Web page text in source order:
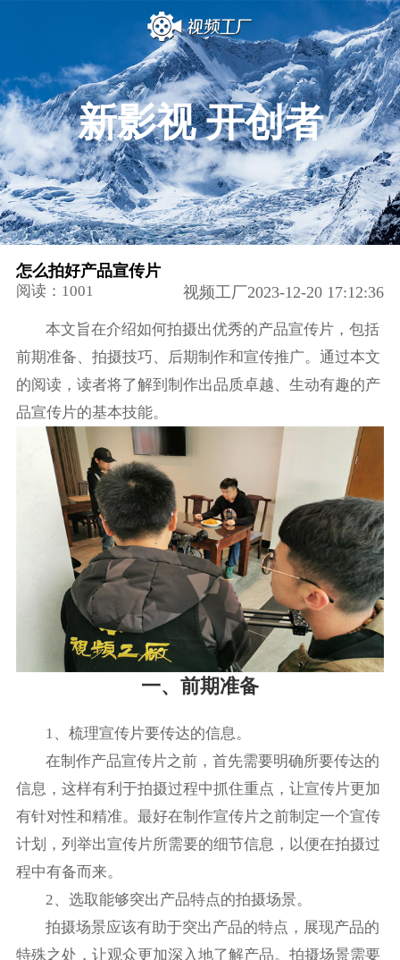
新影视 开创者
怎么拍好产品宣传片
阅读：1001 视频工厂2023-12-20 17:12:36
本文旨在介绍如何拍摄出优秀的产品宣传片，包括
前期准备、拍摄技巧、后期制作和宣传推广。通过本文
的阅读，读者将了解到制作出品质卓越、生动有趣的产
品宣传片的基本技能。
一、前期准备
1、梳理宣传片要传达的信息。
在制作产品宣传片之前，首先需要明确所要传达的
信息，这样有利于拍摄过程中抓住重点，让宣传片更加
有针对性和精准。最好在制作宣传片之前制定一个宣传
计划，列举出宣传片所需要的细节信息，以便在拍摄过
程中有备而来。
2、选取能够突出产品特点的拍摄场景。
拍摄场景应该有助于突出产品的特点，展现产品的
特殊之处，让观众更加深入地了解产品。拍摄场景需要